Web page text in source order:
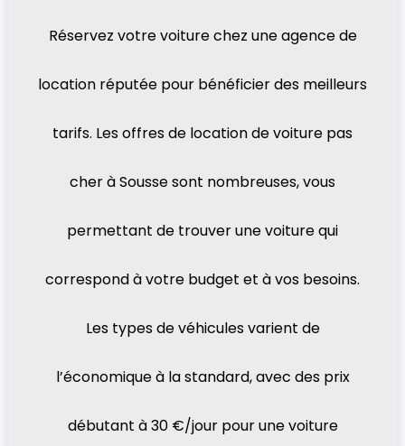
Réservez votre voiture chez une agence de
location réputée pour bénéficier des meilleurs
tarifs. Les offres de location de voiture pas
cher à Sousse sont nombreuses, vous
permettant de trouver une voiture qui
correspond à votre budget et à vos besoins.
Les types de véhicules varient de
l’économique à la standard, avec des prix
débutant à 30 €/jour pour une voiture